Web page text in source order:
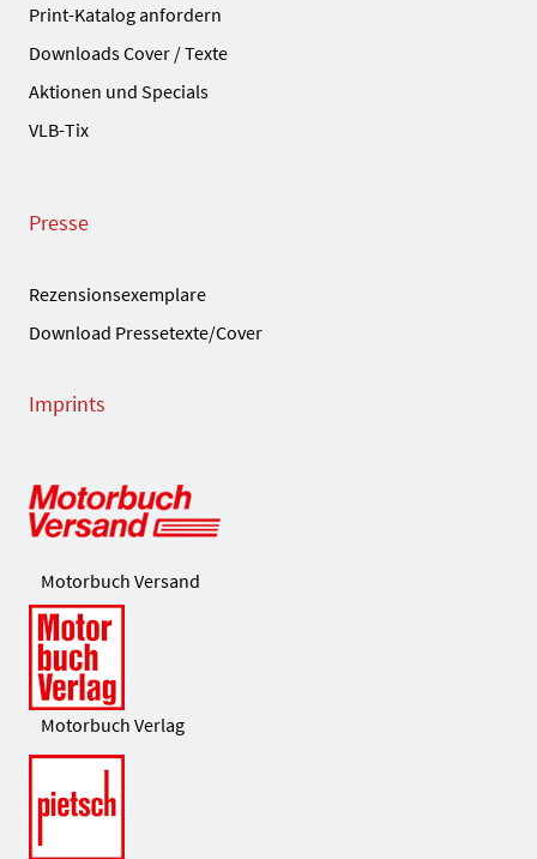
Print-Katalog anfordern
Downloads Cover / Texte
Aktionen und Specials
VLB-Tix
Presse
Rezensionsexemplare
Download Pressetexte/Cover
Imprints
Motorbuch Versand
Motorbuch Verlag